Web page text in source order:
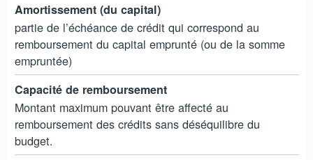
Amortissement (du capital)
partie de l’échéance de crédit qui correspond au
remboursement du capital emprunté (ou de la somme
empruntée)
Capacité de remboursement
Montant maximum pouvant être affecté au
remboursement des crédits sans déséquilibre du
budget.